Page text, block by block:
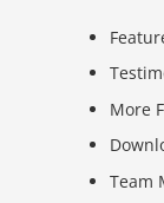
More
Team